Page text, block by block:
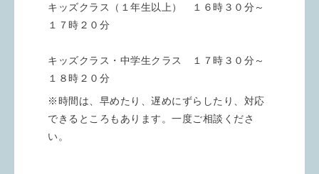
キッズクラス（１年生以上） １６時３０分～
１７時２０分
キッズクラス・中学生クラス １７時３０分～
１８時２０分
※時間は、早めたり、遅めにずらしたり、対応
できるところもあります。一度ご相談くださ
い。